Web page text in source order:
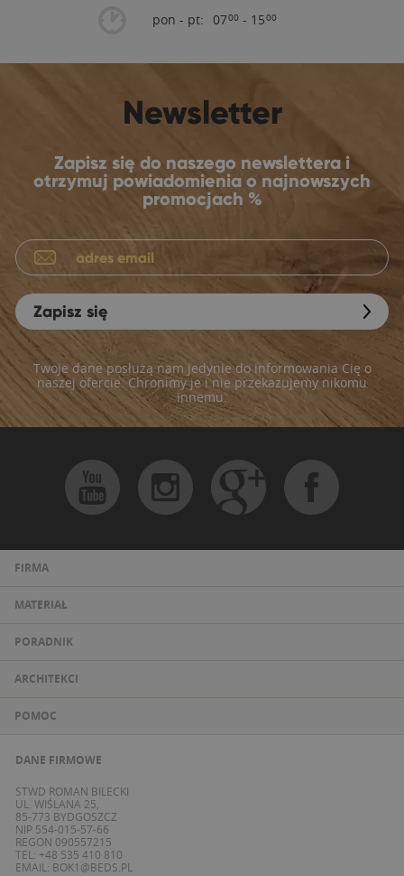
pon - pt: 0700 - 1500
Newsletter
Zapisz się do naszego newslettera i
otrzymuj powiadomienia o najnowszych
promocjach %
Zapisz się
Twoje dane posłużą nam jedynie do informowania Cię o
naszej ofercie. Chronimy je i nie przekazujemy nikomu
innemu.
FIRMA
MATERIAŁ
PORADNIK
ARCHITEKCI
POMOC
DANE FIRMOWE
STWD ROMAN BILECKI
UL. WIŚLANA 25,
85-773 BYDGOSZCZ
NIP 554-015-57-66
REGON 090557215
TEL: +48 535 410 810
EMAIL: BOK1@BEDS.PL